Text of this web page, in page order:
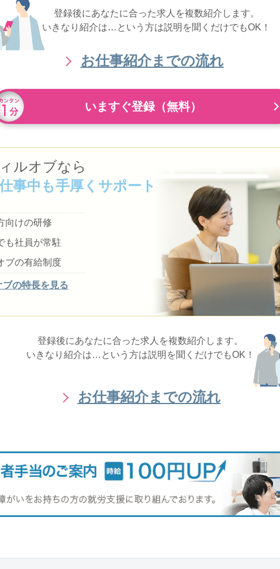
登録後にあなたに合った求人を複数紹介します。
いきなり紹介は…という方は説明を聞くだけでもOK！
お仕事紹介までの流れ
いますぐ登録（無料）
ルオブなら
事中も手厚くサポート
向けの研修
も社員が常駐
ブの有給制度
ブの特長を見る
登録後にあなたに合った求人を複数紹介します。
いきなり紹介は…という方は説明を聞くだけでもOK！
お仕事紹介までの流れ